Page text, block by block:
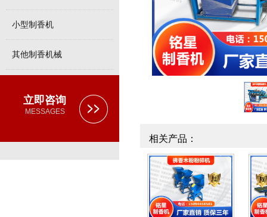
小型制香机
其他制香机械
立即咨询
MESSAGES
相关产品：